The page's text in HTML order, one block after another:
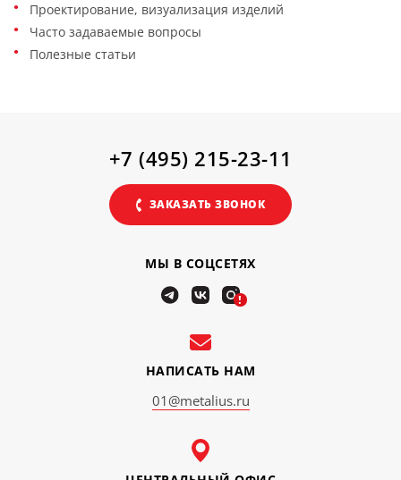
Проектирование, визуализация изделий
Часто задаваемые вопросы
Полезные статьи
НАПИСАТЬ НАМ
01@metalius.ru
МЫ В СОЦСЕТЯХ
!
+7 (495) 215-23-11
ЗАКАЗАТЬ ЗВОНОК